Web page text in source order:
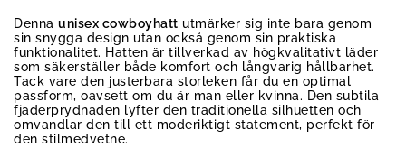
Denna unisex cowboyhatt utmärker sig inte bara genom
sin snygga design utan också genom sin praktiska
funktionalitet. Hatten är tillverkad av högkvalitativt läder
som säkerställer både komfort och långvarig hållbarhet.
Tack vare den justerbara storleken får du en optimal
passform, oavsett om du är man eller kvinna. Den subtila
fjäderprydnaden lyfter den traditionella silhuetten och
omvandlar den till ett moderiktigt statement, perfekt för
den stilmedvetne.